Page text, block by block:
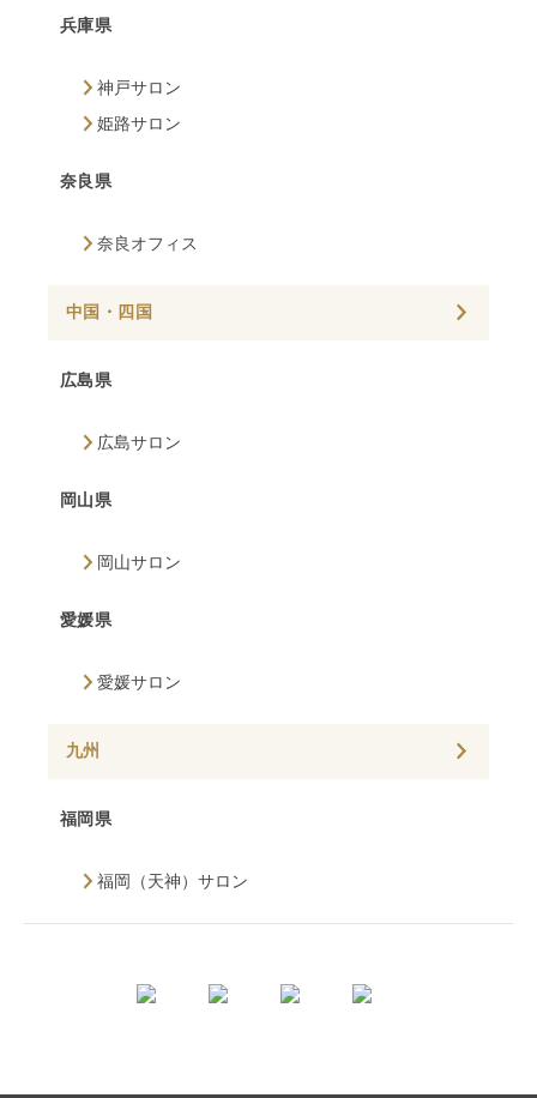
兵庫県
神戸サロン
姫路サロン
奈良県
奈良オフィス
中国・四国
広島県
広島サロン
岡山県
岡山サロン
愛媛県
愛媛サロン
九州
福岡県
福岡（天神）サロン